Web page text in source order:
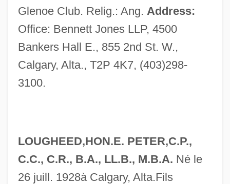
Glenoe Club. Relig.: Ang. Address:
Office: Bennett Jones LLP, 4500
Bankers Hall E., 855 2nd St. W.,
Calgary, Alta., T2P 4K7, (403)298-
3100.
LOUGHEED,HON.E. PETER,C.P.,
C.C., C.R., B.A., LL.B., M.B.A. Né le
26 juill. 1928à Calgary, Alta.Fils